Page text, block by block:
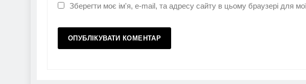
Зберегти моє ім'я, e-mail, та адресу сайту в цьому браузері для